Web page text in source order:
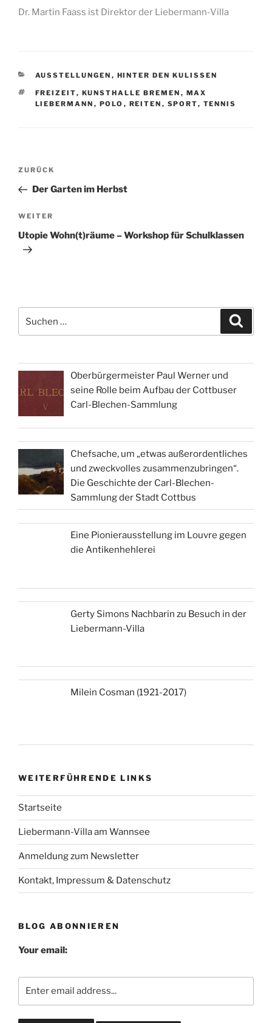
Dr. Martin Faass ist Direktor der Liebermann-Villa
KATEGORIEN
AUSSTELLUNGEN , HINTER DEN KULISSEN
SCHLAGWÖRTER
FREIZEIT, KUNSTHALLE BREMEN , MAX
LIEBERMANN , POLO , REITEN , SPORT, TENNIS
Beitragsnavigation
Vorheriger
Beitrag
ZURÜCK
Der Garten im Herbst
Nächster
Beitrag
WEITER
Utopie Wohn(t)räume – Workshop für Schulklassen
nach:
Oberbürgermeister Paul Werner und
seine Rolle beim Aufbau der Cottbuser
Carl-Blechen-Sammlung
Chefsache, um „etwas außerordentliches
und zweckvolles zusammenzubringen“.
Die Geschichte der Carl-Blechen-
Sammlung der Stadt Cottbus
Eine Pionierausstellung im Louvre gegen
die Antikenhehlerei
Gerty Simons Nachbarin zu Besuch in der
Liebermann-Villa
Milein Cosman (1921-2017)
WEITERFÜHRENDE LINKS
Startseite
Liebermann-Villa am Wannsee
Anmeldung zum Newsletter
Kontakt, Impressum & Datenschutz
BLOG ABONNIEREN
Your email: